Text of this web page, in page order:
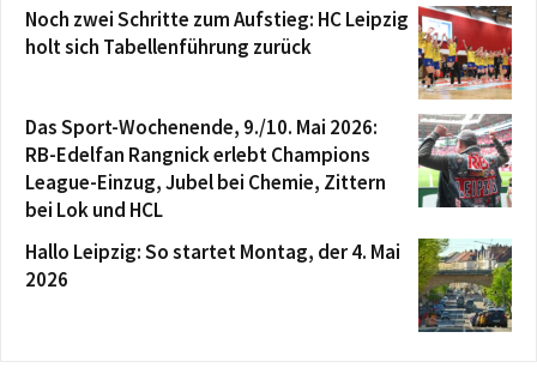
Noch zwei Schritte zum Aufstieg: HC Leipzig
holt sich Tabellenführung zurück
Das Sport-Wochenende, 9./10. Mai 2026:
RB-Edelfan Rangnick erlebt Champions
League-Einzug, Jubel bei Chemie, Zittern
bei Lok und HCL
Hallo Leipzig: So startet Montag, der 4. Mai
2026